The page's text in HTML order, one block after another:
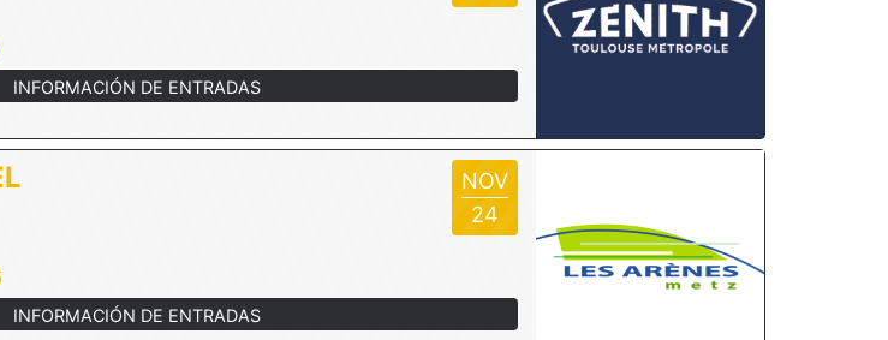
INFORMACIÓN DE ENTRADAS
NOV
24
INFORMACIÓN DE ENTRADAS